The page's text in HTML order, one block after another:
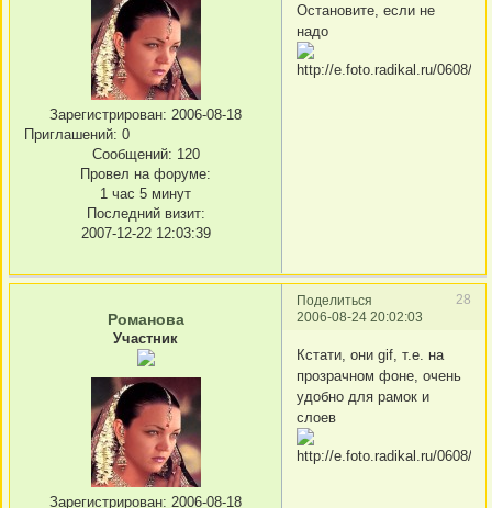
Зарегистрирован: 2006-08-18
Приглашений: 0
Сообщений: 120
Провел на форуме:
1 час 5 минут
Последний визит:
2007-12-22 12:03:39
Остановите, если не
надо
Поделиться
28
2006-08-24 20:02:03
Романова
Участник
Зарегистрирован: 2006-08-18
Кстати, они gif, т.е. на
прозрачном фоне, очень
удобно для рамок и
слоев